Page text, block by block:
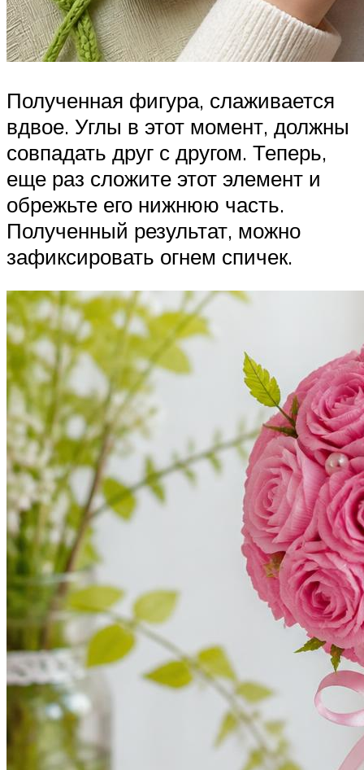
Полученная фигура, слаживается
вдвое. Углы в этот момент, должны
совпадать друг с другом. Теперь,
еще раз сложите этот элемент и
обрежьте его нижнюю часть.
Полученный результат, можно
зафиксировать огнем спичек.